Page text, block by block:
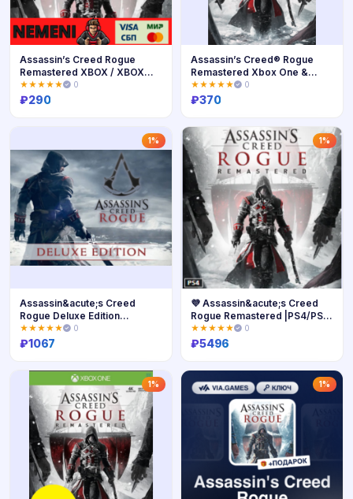
Assassin’s Creed Rogue
Remastered XBOX / XBOX
S|X KEY
★★★★★ 0
₽290
Купить
Assassin’s Creed® Rogue
Remastered Xbox One &
Series
★★★★★ 0
₽370
1%
Купить
Assassin&acute;s Creed
Rogue Deluxe Edition
UBISOFT KEY ROW
★★★★★ 0
₽1067
1%
Купить
💜 Assassin&acute;s Creed
Rogue Remastered |PS4/PS5|
Турция💜
★★★★★ 0
₽5496
1% 1%